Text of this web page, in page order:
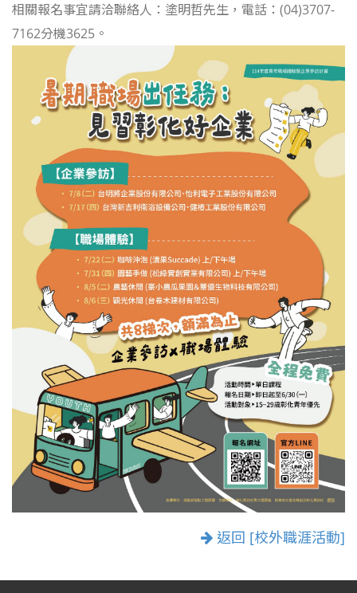
相關報名事宜請洽聯絡人：塗明哲先生，電話：(04)3707-
7162分機3625。
返回 [校外職涯活動]